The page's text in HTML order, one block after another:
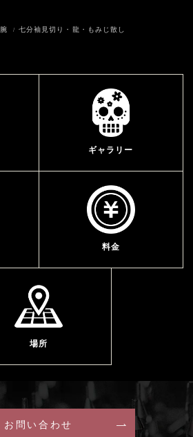
腕 七分袖見切り・龍・もみじ散し
ギャラリー
料金
場所
お問い合わせ